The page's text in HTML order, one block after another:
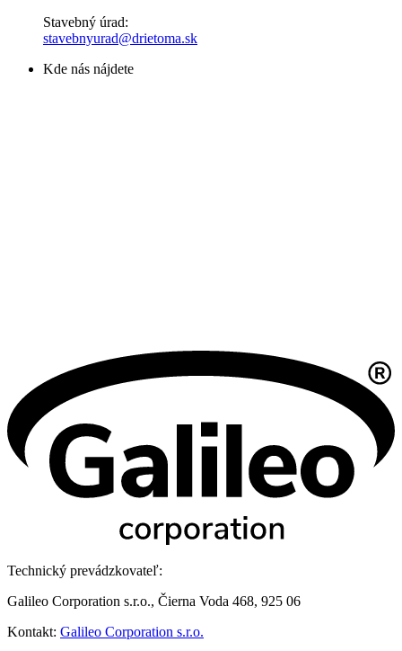
Stavebný úrad:
stavebnyurad@drietoma.sk
Kde nás nájdete
Technický prevádzkovateľ:
Galileo Corporation s.r.o., Čierna Voda 468, 925 06
Kontakt: Galileo Corporation s.r.o.